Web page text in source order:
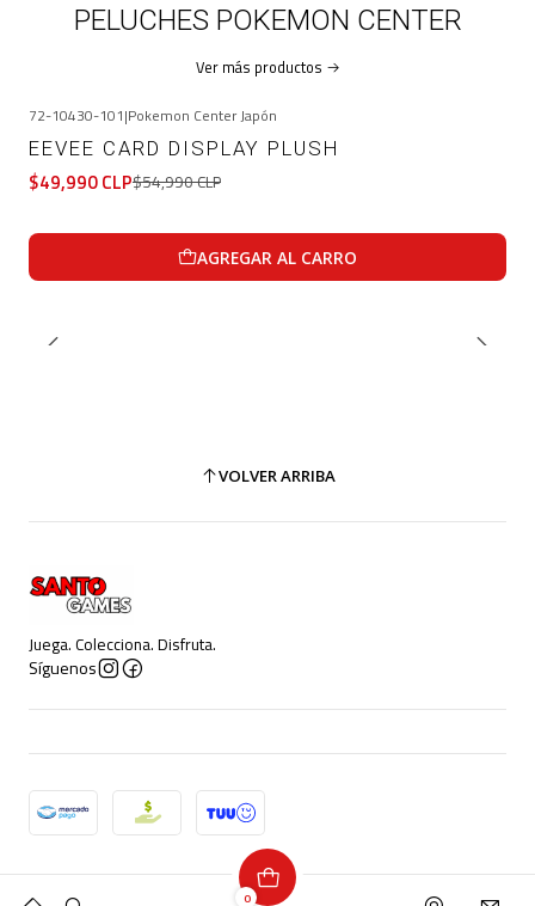
0
PELUCHES POKEMON CENTER
Ver más productos
72-10430-101|Pokemon Center Japón
EEVEE CARD DISPLAY PLUSH
$49,990 CLP$54,990 CLP
AGREGAR AL CARRO
VOLVER ARRIBA
Juega. Colecciona. Disfruta.
Síguenos
2026 Santo Games.